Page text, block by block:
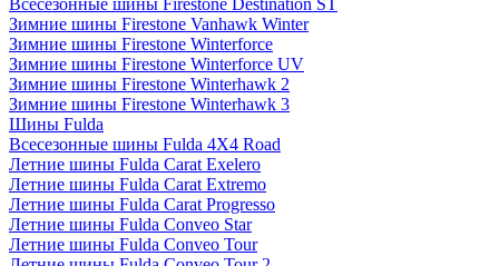
Всесезонные шины Firestone Destination ST
Зимние шины Firestone Vanhawk Winter
Зимние шины Firestone Winterforce
Зимние шины Firestone Winterforce UV
Зимние шины Firestone Winterhawk 2
Зимние шины Firestone Winterhawk 3
Шины Fulda
Всесезонные шины Fulda 4X4 Road
Летние шины Fulda Carat Exelero
Летние шины Fulda Carat Extremo
Летние шины Fulda Carat Progresso
Летние шины Fulda Conveo Star
Летние шины Fulda Conveo Tour